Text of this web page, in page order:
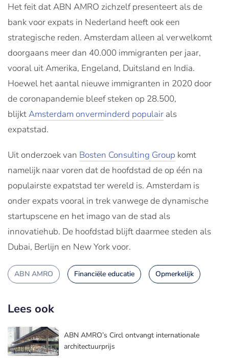
Het feit dat ABN AMRO zichzelf presenteert als de
bank voor expats in Nederland heeft ook een
strategische reden. Amsterdam alleen al verwelkomt
doorgaans meer dan 40.000 immigranten per jaar,
vooral uit Amerika, Engeland, Duitsland en India.
Hoewel het aantal nieuwe immigranten in 2020 door
de coronapandemie bleef steken op 28.500,
blijktAmsterdam onverminderd populair als
expatstad.
Uit onderzoek van Bosten Consulting Group komt
namelijk naar voren dat de hoofdstad de op één na
populairste expatstad ter wereld is. Amsterdam is
onder expats vooral in trek vanwege de dynamische
startupscene en het imago van de stad als
innovatiehub. De hoofdstad blijft daarmee steden als
Dubai, Berlijn en New York voor.
ABN AMRO Financiële educatie Opmerkelijk
Lees ook
ABN AMRO’s Circl ontvangt internationale
architectuurprijs